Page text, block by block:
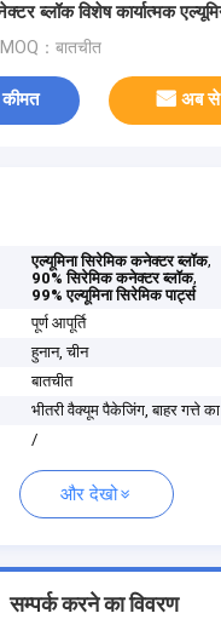
ब्लॉक विशेष कार्यात्मक
MOQ：बातचीत
अब से
एल्यूमिना सिरेमिक कनेक्टर ब्लॉक,
90% सिरेमिक कनेक्टर ब्लॉक,
99% एल्यूमिना सिरेमिक पार्ट्स
पूर्ण आपूर्ति
हुनान, चीन
बातचीत
भीतरी वैक्यूम पैकेजिंग, बाहर गत्ते का
/
और देखो
सम्पर्क करने का विवरण